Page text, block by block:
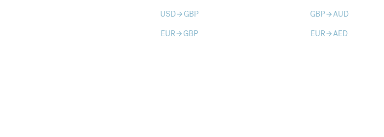
USDarrow_forward GBP GBParrow_forwardAUD
EURarrow_forward GBP EURarrow_forwardAED